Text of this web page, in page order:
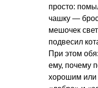
просто:
чашку —
мешочек
подвесил
При этом
ему, почему
хорошим или